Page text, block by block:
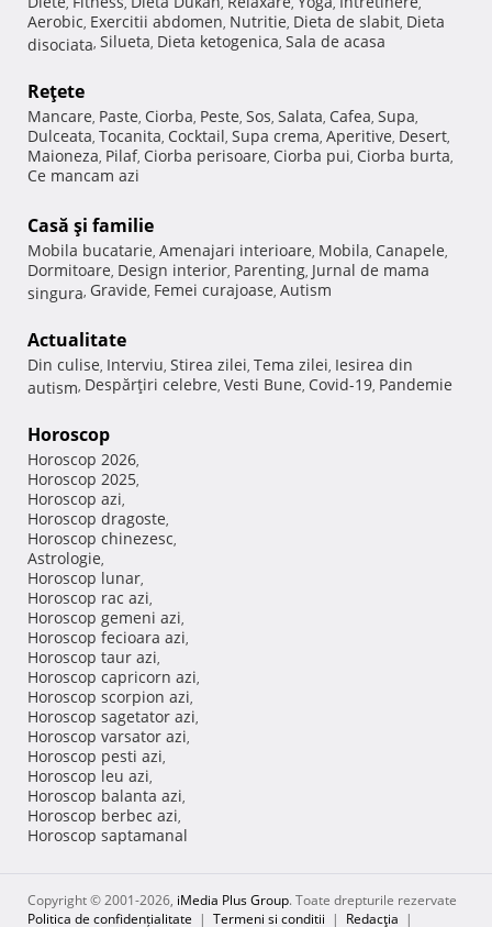
Aerobic, Exercitii abdomen, Nutritie, Dieta de slabit, Dieta
disociata, Silueta, Dieta ketogenica, Sala de acasa
Reţete
Mancare, Paste, Ciorba, Peste, Sos, Salata, Cafea, Supa,
Dulceata, Tocanita, Cocktail, Supa crema, Aperitive, Desert,
Maioneza, Pilaf, Ciorba perisoare, Ciorba pui, Ciorba burta,
Ce mancam azi
Casă şi familie
Mobila bucatarie, Amenajari interioare, Mobila, Canapele,
Dormitoare, Design interior, Parenting, Jurnal de mama
singura, Gravide, Femei curajoase, Autism
Actualitate
Din culise, Interviu, Stirea zilei, Tema zilei, Iesirea din
autism, Despărţiri celebre, Vesti Bune, Covid-19, Pandemie
Horoscop
Horoscop 2026,
Horoscop 2025,
Horoscop azi,
Horoscop dragoste,
Horoscop chinezesc,
Astrologie,
Horoscop lunar,
Horoscop rac azi,
Horoscop gemeni azi,
Horoscop fecioara azi,
Horoscop taur azi,
Horoscop capricorn azi,
Horoscop scorpion azi,
Horoscop sagetator azi,
Horoscop varsator azi,
Horoscop pesti azi,
Horoscop leu azi,
Horoscop balanta azi,
Horoscop berbec azi,
Horoscop saptamanal
Copyright © 2001-2026, iMedia Plus Group. Toate drepturile rezervate
Politica de confidențialitate | Termeni si conditii | Redacţia |